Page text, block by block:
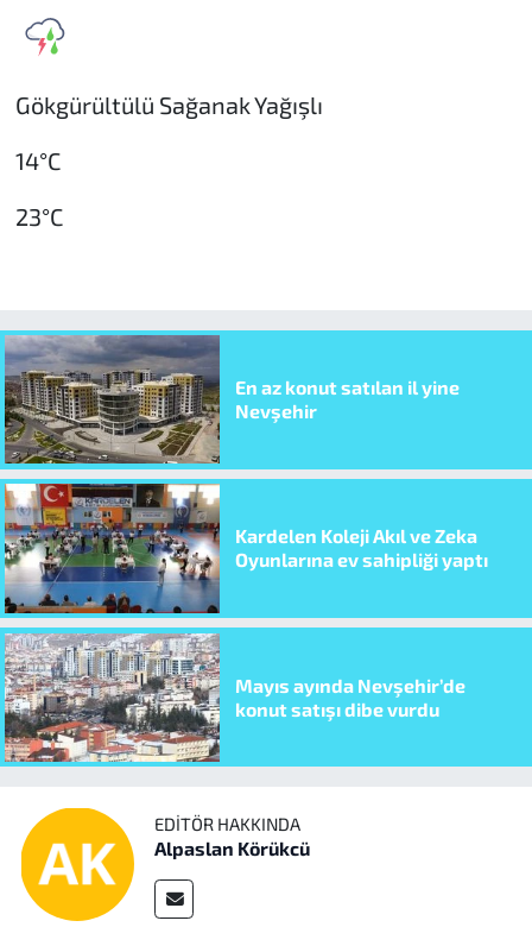
Gökgürültülü Sağanak Yağışlı
14°C
23°C
En az konut satılan il yine
Nevşehir
Kardelen Koleji Akıl ve Zeka
Oyunlarına ev sahipliği yaptı
Mayıs ayında Nevşehir’de
konut satışı dibe vurdu
EDITÖR HAKKINDA
Alpaslan Körükcü